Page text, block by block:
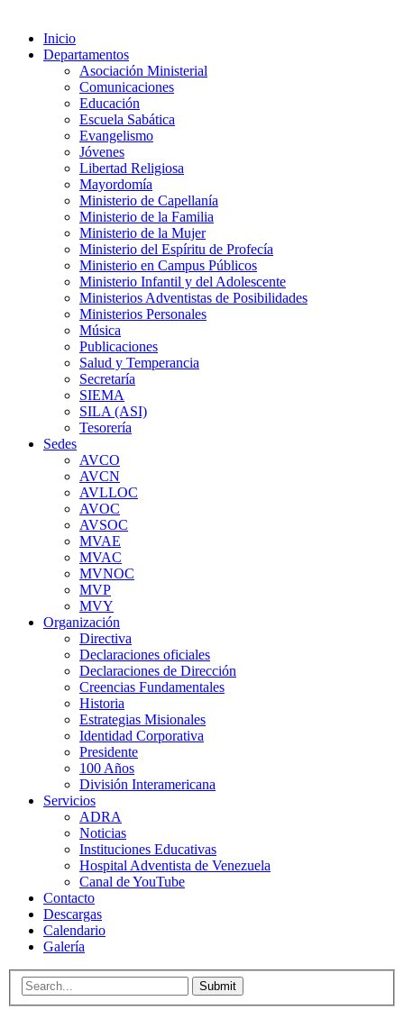
Inicio
Departamentos
Asociación Ministerial
Comunicaciones
Educación
Escuela Sabática
Evangelismo
Jóvenes
Libertad Religiosa
Mayordomía
Ministerio de Capellanía
Ministerio de la Familia
Ministerio de la Mujer
Ministerio del Espíritu de Profecía
Ministerio en Campus Públicos
Ministerio Infantil y del Adolescente
Ministerios Adventistas de Posibilidades
Ministerios Personales
Música
Publicaciones
Salud y Temperancia
Secretaría
SIEMA
SILA (ASI)
Tesorería
Sedes
AVCO
AVCN
AVLLOC
AVOC
AVSOC
MVAE
MVAC
MVNOC
MVP
MVY
Organización
Directiva
Declaraciones oficiales
Declaraciones de Dirección
Creencias Fundamentales
Historia
Estrategias Misionales
Identidad Corporativa
Presidente
100 Años
División Interamericana
Servicios
ADRA
Noticias
Instituciones Educativas
Hospital Adventista de Venezuela
Canal de YouTube
Contacto
Descargas
Calendario
Galería
Submit